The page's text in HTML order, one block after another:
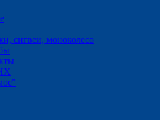
сигвеи, моноколесо